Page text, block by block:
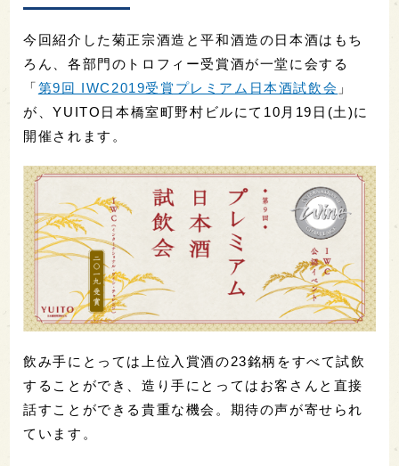
今回紹介した菊正宗酒造と平和酒造の日本酒はもち
ろん、各部門のトロフィー受賞酒が一堂に会する
「第9回 IWC2019受賞プレミアム日本酒試飲会 」
が、YUITO日本橋室町野村ビルにて10月19日(土)に
開催されます。
飲み手にとっては上位入賞酒の23銘柄をすべて試飲
することができ、造り手にとってはお客さんと直接
話すことができる貴重な機会。期待の声が寄せられ
ています。